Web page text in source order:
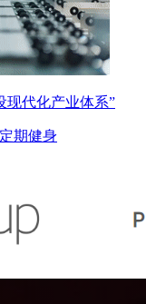
现代化产业体系”
期健身